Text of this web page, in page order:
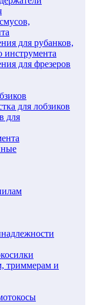
для рубанков,
инструмента
для фрезеров
для лобзиков
для
триммерам и